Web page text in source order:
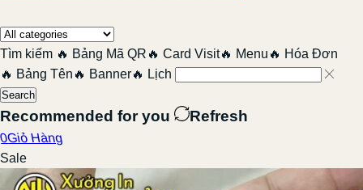
Tìm kiếm 🔥 Bảng Mã QR 🔥 Card Visit🔥 Menu 🔥 Hóa Đơn
🔥 Bảng Tên 🔥 Banner🔥 Lịch
Search
Recommended for you Refresh
Giỏ Hàng
Sale